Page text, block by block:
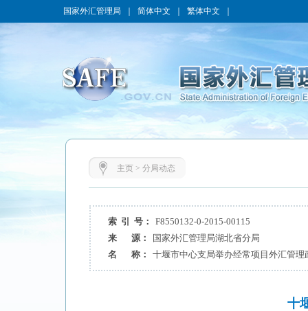
国家外汇管理局 简体中文 繁体中文
主页> 分局动态
索 引 号：
F8550132-0-2015-00115
来 源：
国家外汇管理局湖北省分局
名 称：
十堰市中心支局举办经常项目外汇管理
十